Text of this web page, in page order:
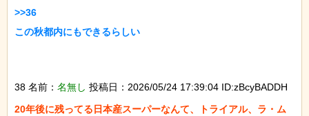
>>36
この秋都内にもできるらしい
38 名前： 名無し 投稿日：2026/05/24 17:39:04 ID:zBcyBADDH
20年後に残ってる日本産スーパーなんて、トライアル、ラ・ム